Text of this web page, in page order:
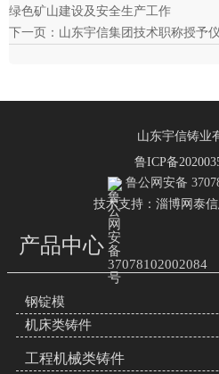
绿色矿山建设及安全生产工作
下一页： 山东宇信集团技术职称授予
山东宇信铸业
鲁ICP备
鲁公网安备
技术支持：淄博网泰
产品中心
钢锭模
机床类铸件
工程机械类铸件